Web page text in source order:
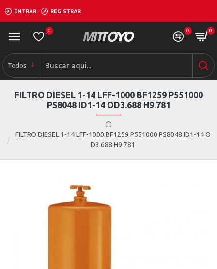
ENTRAR REGISTRAR
0 0 0
Todos
FILTRO DIESEL 1-14 LFF-1000 BF1259 P551000 PS8048 ID1-14 O
D3.688 H9.781
FILTRO DIESEL 1-14 LFF-1000 BF1259 P551000
PS8048 ID1-14 OD3.688 H9.781